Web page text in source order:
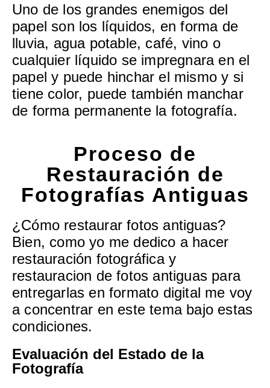
Uno de los grandes enemigos del
papel son los líquidos, en forma de
lluvia, agua potable, café, vino o
cualquier líquido se impregnara en el
papel y puede hinchar el mismo y si
tiene color, puede también manchar
de forma permanente la fotografía.
Proceso de
Restauración de
Fotografías Antiguas
¿Cómo restaurar fotos antiguas?
Bien, como yo me dedico a hacer
restauración fotográfica y
restauracion de fotos antiguas para
entregarlas en formato digital me voy
a concentrar en este tema bajo estas
condiciones.
Evaluación del Estado de la
Fotografía